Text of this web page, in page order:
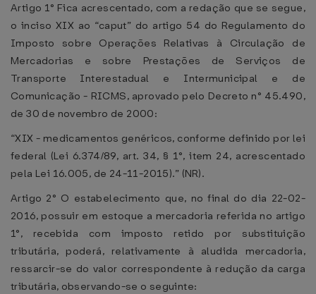
Artigo 1° Fica acrescentado, com a redação que se segue,
o inciso XIX ao “caput” do artigo 54 do Regulamento do
Imposto sobre Operações Relativas à Circulação de
Mercadorias e sobre Prestações de Serviços de
Transporte Interestadual e Intermunicipal e de
Comunicação - RICMS, aprovado pelo Decreto n° 45.490,
de 30 de novembro de 2000:
“XIX - medicamentos genéricos, conforme definido por lei
federal (Lei 6.374/89, art. 34, § 1°, item 24, acrescentado
pela Lei 16.005, de 24-11-2015).” (NR).
Artigo 2° O estabelecimento que, no final do dia 22-02-
2016, possuir em estoque a mercadoria referida no artigo
1°, recebida com imposto retido por substituição
tributária, poderá, relativamente à aludida mercadoria,
ressarcir-se do valor correspondente à redução da carga
tributária, observando-se o seguinte: